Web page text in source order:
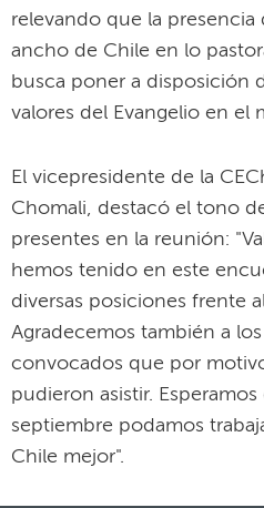
relevando que la presencia
ancho de Chile en lo
busca poner a disposición
valores del Evangelio en el
El vicepresidente de la
Chomali, destacó el tono
presentes en la reunión:
hemos tenido en este
diversas posiciones frente
Agradecemos también a
convocados que por
pudieron asistir.
septiembre podamos
Chile mejor".